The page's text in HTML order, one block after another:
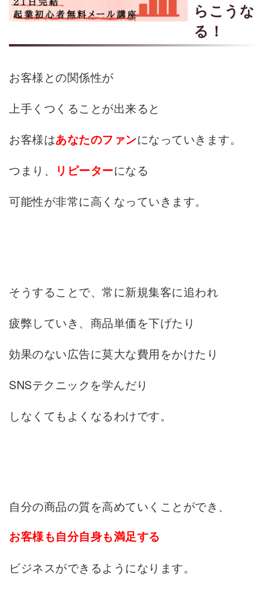
らこうな
る！
お客様との関係性が
上手くつくることが出来ると
お客様はあなたのファンになっていきます。
つまり、
リピーターになる
可能性が非常に高くなっていきます。
そうすることで、常に新規集客に追われ
疲弊していき、商品単価を下げたり
効果のない広告に莫大な費用をかけたり
SNSテクニックを学んだり
しなくてもよくなるわけです。
自分の商品の質を高めていくことができ、
お客様も自分自身も満足する
ビジネスができるようになります。